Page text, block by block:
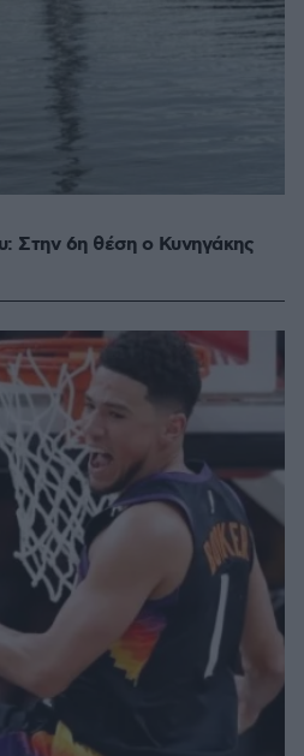
Στην 6η θέση ο Κυνηγάκης